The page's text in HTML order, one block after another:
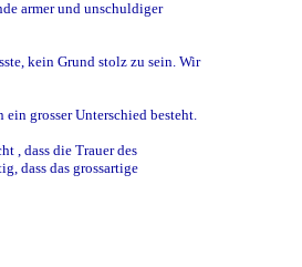
armer und unschuldiger
kein Grund stolz zu sein. Wir
grosser Unterschied besteht.
, dass die Trauer des
dass das grossartige